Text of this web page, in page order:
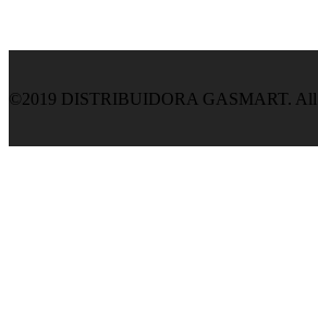
©2019 DISTRIBUIDORA GASMART. All